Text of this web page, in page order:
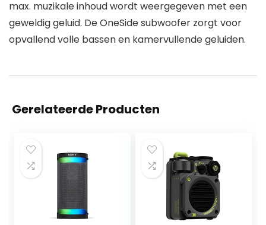
max. muzikale inhoud wordt weergegeven met een
geweldig geluid. De OneSide subwoofer zorgt voor
opvallend volle bassen en kamervullende geluiden.
Gerelateerde Producten